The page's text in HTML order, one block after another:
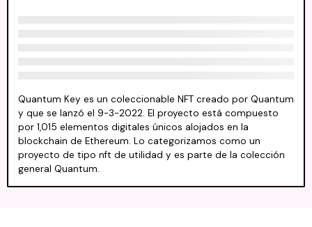
Quantum Key es un coleccionable NFT creado por Quantum
y que se lanzó el 9-3-2022. El proyecto está compuesto
por 1,015 elementos digitales únicos alojados en la
blockchain de Ethereum. Lo categorizamos como un
proyecto de tipo nft de utilidad y es parte de la colección
general Quantum.